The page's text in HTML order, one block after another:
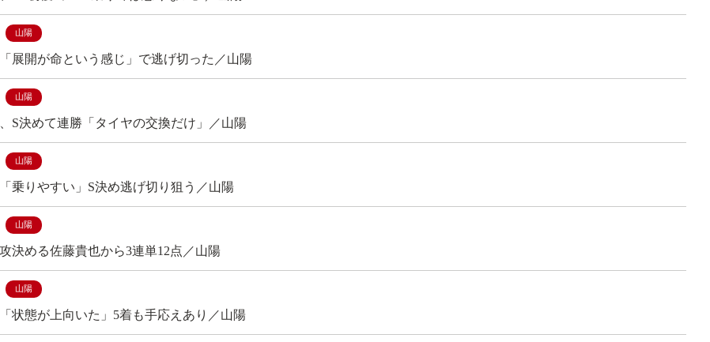
山陽
展開が命という感じ」で逃げ切った／山陽
山陽
S決めて連勝「タイヤの交換だけ」／山陽
山陽
乗りやすい」S決め逃げ切り狙う／山陽
山陽
決める佐藤貴也から3連単12点／山陽
山陽
状態が上向いた」5着も手応えあり／山陽